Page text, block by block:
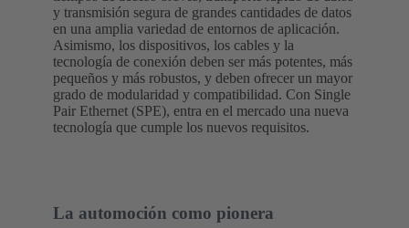
y transmisión segura de grandes cantidades de datos
en una amplia variedad de entornos de aplicación.
Asimismo, los dispositivos, los cables y la
tecnología de conexión deben ser más potentes, más
pequeños y más robustos, y deben ofrecer un mayor
grado de modularidad y compatibilidad. Con Single
Pair Ethernet (SPE), entra en el mercado una nueva
tecnología que cumple los nuevos requisitos.
La automoción como pionera